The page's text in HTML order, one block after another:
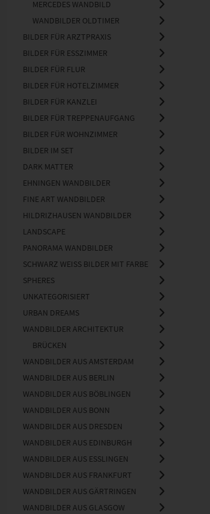
MERCEDES WANDBILD
WANDBILDER OLDTIMER
BILDER FÜR ARZTPRAXIS
BILDER FÜR ESSZIMMER
BILDER FÜR FLUR
BILDER FÜR HOTELZIMMER
BILDER FÜR KANZLEI
BILDER FÜR TREPPENAUFGANG
BILDER FÜR WOHNZIMMER
BILDER IM SET
DARK MATTER
EHNINGEN WANDBILDER
FINE ART WANDBILDER
HILDRIZHAUSEN WANDBILDER
LANDSCAPE
PANORAMA WANDBILDER
SCHWARZ WEISS BILDER MIT FARBE
SPHERES
UNKATEGORISIERT
URBAN DREAMS
WANDBILDER ARCHITEKTUR
BRÜCKEN
WANDBILDER AUS AMSTERDAM
WANDBILDER AUS BERLIN
WANDBILDER AUS BÖBLINGEN
WANDBILDER AUS BONN
WANDBILDER AUS DRESDEN
WANDBILDER AUS EDINBURGH
WANDBILDER AUS ESSLINGEN
WANDBILDER AUS FRANKFURT
WANDBILDER AUS GÄRTRINGEN
WANDBILDER AUS GLASGOW
Service-Gruppe ist essenziell und kann nicht